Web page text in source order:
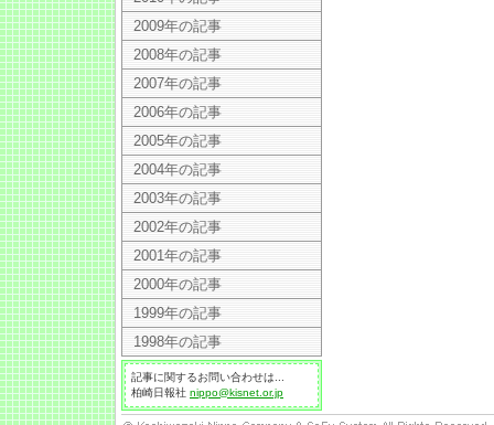
2009年の記事
2008年の記事
2007年の記事
2006年の記事
2005年の記事
2004年の記事
2003年の記事
2002年の記事
2001年の記事
2000年の記事
1999年の記事
1998年の記事
記事に関するお問い合わせは...
柏崎日報社 nippo@kisnet.or.jp